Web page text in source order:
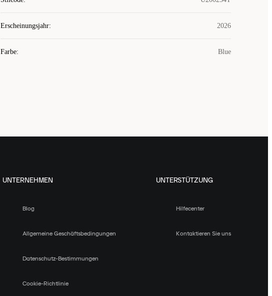
Erscheinungsjahr: 2026
Farbe: Blue
UNTERNEHMEN
Blog
Allgemeine Geschäftsbedingungen
Datenschutz-Bestimmungen
Cookie-Richtlinie
UNTERSTÜTZUNG
Hilfecenter
Kontaktieren Sie uns